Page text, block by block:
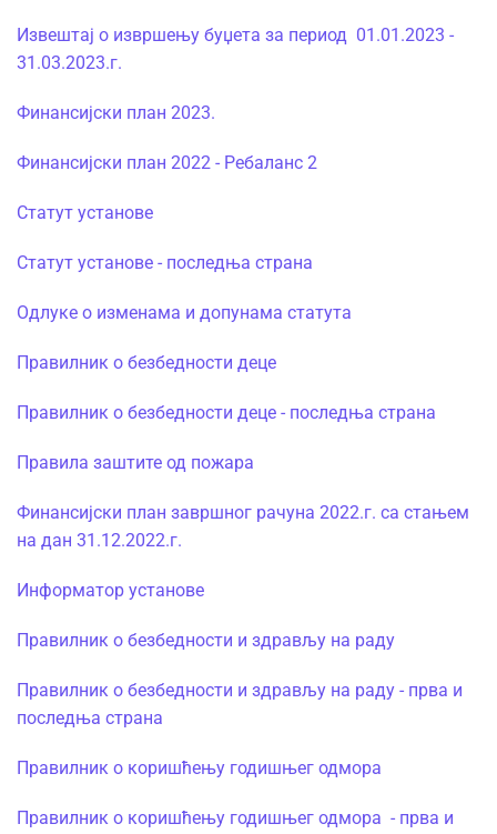
Извештај о извршењу буџета за период 01.01.2023 -
31.03.2023.г.
Финансијски план 2023.
Финансијски план 2022 - Ребаланс 2
Статут установе
Статут установе - последња страна
Одлуке о изменама и допунама статута
Правилник о безбедности деце
Правилник о безбедности деце - последња страна
Правила заштите од пожара
Финансијски план завршног рачуна 2022.г. са стањем
на дан 31.12.2022.г.
Информатор установе
Правилник о безбедности и здрављу на раду
Правилник о безбедности и здрављу на раду - прва и
последња страна
Правилник о коришћењу годишњег одмора
Правилник о коришћењу годишњег одмора - прва и